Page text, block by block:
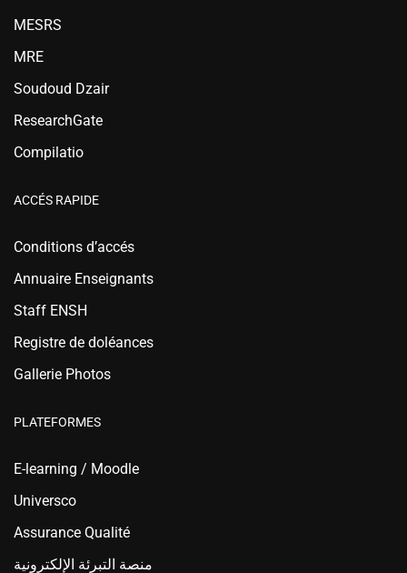
MESRS
MRE
Soudoud Dzair
ResearchGate
Compilatio
ACCÉS RAPIDE
Conditions d’accés
Annuaire Enseignants
Staff ENSH
Registre de doléances
Gallerie Photos
PLATEFORMES
E-learning / Moodle
Universco
Assurance Qualité
منصة التبرئة الإلكترونية